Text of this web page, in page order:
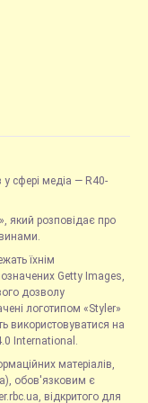
у сфері медіа — R40-
який розповідає про
їхнім
Getty Images,
дозволу
логотипом «Styler»
використовуватися на
International.
матеріалів,
обов'язковим є
відкритого для